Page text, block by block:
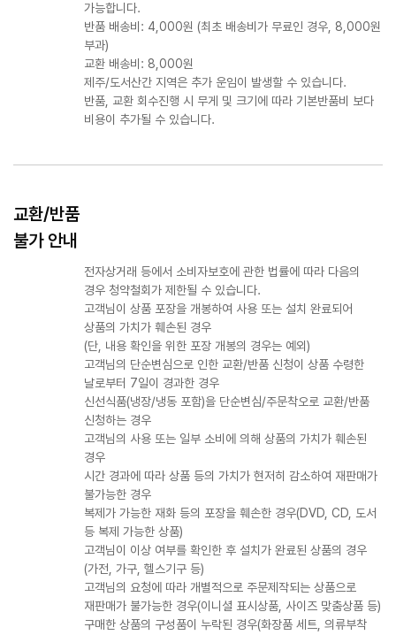
가능합니다.
반품 배송비: 4,000원 (최초 배송비가 무료인 경우, 8,000원
부과)
교환 배송비: 8,000원
제주/도서산간 지역은 추가 운임이 발생할 수 있습니다.
반품, 교환 회수진행 시 무게 및 크기에 따라 기본반품비 보다
비용이 추가될 수 있습니다.
교환/반품
불가 안내
전자상거래 등에서 소비자보호에 관한 법률에 따라 다음의
경우 청약철회가 제한될 수 있습니다.
고객님이 상품 포장을 개봉하여 사용 또는 설치 완료되어
상품의 가치가 훼손된 경우
(단, 내용 확인을 위한 포장 개봉의 경우는 예외)
고객님의 단순변심으로 인한 교환/반품 신청이 상품 수령한
날로부터 7일이 경과한 경우
신선식품(냉장/냉동 포함)을 단순변심/주문착오로 교환/반품
신청하는 경우
고객님의 사용 또는 일부 소비에 의해 상품의 가치가 훼손된
경우
시간 경과에 따라 상품 등의 가치가 현저히 감소하여 재판매가
불가능한 경우
복제가 가능한 재화 등의 포장을 훼손한 경우(DVD, CD, 도서
등 복제 가능한 상품)
고객님이 이상 여부를 확인한 후 설치가 완료된 상품의 경우
(가전, 가구, 헬스기구 등)
고객님의 요청에 따라 개별적으로 주문제작되는 상품으로
재판매가 불가능한 경우(이니셜 표시상품, 사이즈 맞춤상품 등)
구매한 상품의 구성품이 누락된 경우(화장품 세트, 의류부착